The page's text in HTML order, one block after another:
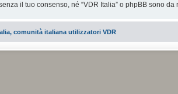
il tuo consenso, né “VDR Italia” o phpBB sono
comunità italiana utilizzatori VDR